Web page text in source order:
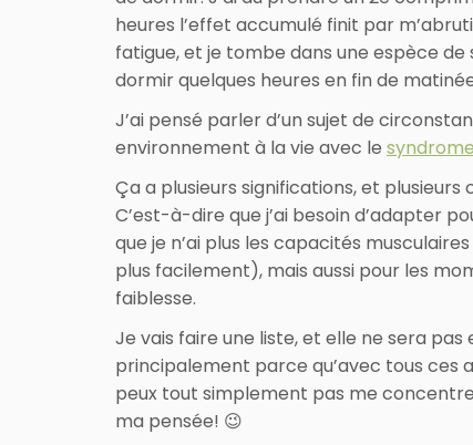
heures l’effet accumulé finit par
fatigue, et je tombe dans une espèce
dormir quelques heures en fin de
J’ai pensé parler d’un sujet de
environnement à la vie avec le
Ça a plusieurs significations, et plusieurs
C’est-à-dire que j’ai besoin d’adapter
que je n’ai plus les capacités
plus facilement), mais aussi pour les
faiblesse.
Je vais faire une liste, et elle ne sera
principalement parce qu’avec tous ces
peux tout simplement pas me
ma pensée! 😉